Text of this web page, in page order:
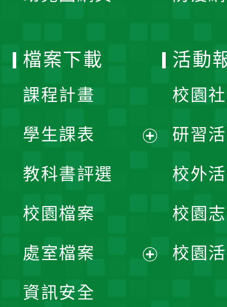
檔案下載
課程計畫
學生課表
單
教科書評選
校園檔案
處室檔案
資訊安全
活動
校園
研習
校外
校園
校園